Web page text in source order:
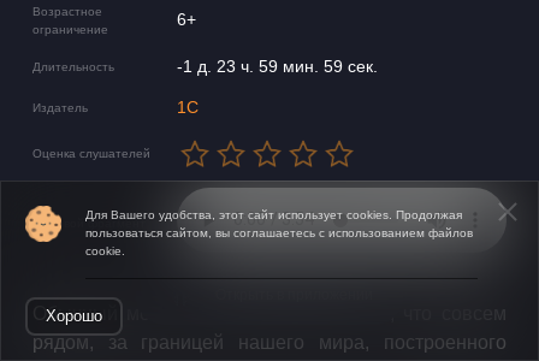
Возрастное
ограничение
6+
Длительность -1 д. 23 ч. 59 мин. 59 сек.
Издатель 1С
Оценка слушателей
Звуковой фрагмент
Обычный московский школьник узнаёт, что совсем
рядом, за границей нашего мира, построенного
Для Вашего удобства, этот сайт использует cookies. Продолжая
пользоваться сайтом, вы соглашаетесь с использованием файлов
cookie.
Хорошо